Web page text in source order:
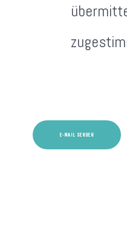
Captcha*
E-MAIL SENDEN